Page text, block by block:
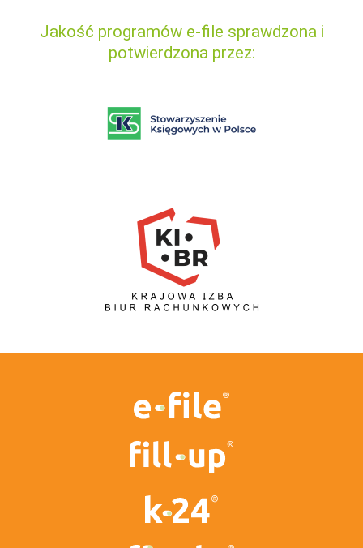
Jakość programów e-file sprawdzona i
potwierdzona przez: